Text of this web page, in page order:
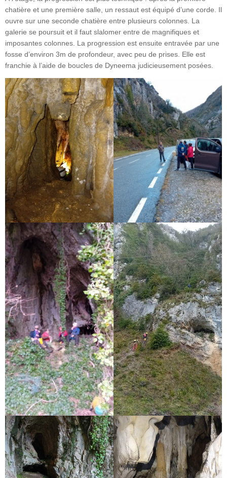
chatière et une première salle, un ressaut est équipé d’une corde. Il
ouvre sur une seconde chatière entre plusieurs colonnes. La
galerie se poursuit et il faut slalomer entre de magnifiques et
imposantes colonnes. La progression est ensuite entravée par une
fosse d’environ 3m de profondeur, avec peu de prises. Elle est
franchie à l’aide de boucles de Dyneema judicieusement posées.